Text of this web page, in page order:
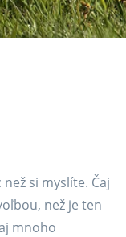
si myslíte. Čaj
než je ten
mnoho